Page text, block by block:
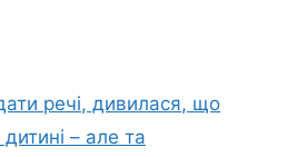
речі, дивилася, що
дитині – але та